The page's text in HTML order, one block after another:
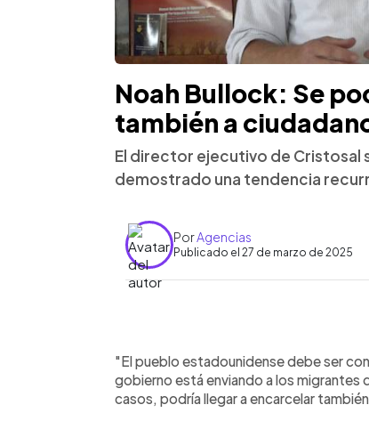
Noah Bullock: Se
también a
El director ejecutivo de Cristosal
demostrado una tendencia
PorAgencias
Publicado el 27 de marzo de 2025
► Escuchar artículo
"El pueblo estadounidense debe ser
gobierno está enviando a los migrantes
casos, podría llegar a encarcelar